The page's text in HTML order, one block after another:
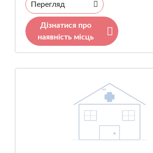
Перегляд
Дізнатися про
наявність місць